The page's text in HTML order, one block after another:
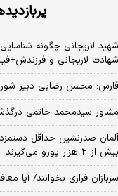
شهید لاریجانی چگونه
شهادت لاریجانی و
فارس: محسن رضایی دبیر
مشاور سیدمحمد خاتمی
آلمان صدرنشین حداقل دستمزد
بیش از ۲ هزار یورو می‌گیرند
سربازان فراری بخوانند/ آیا